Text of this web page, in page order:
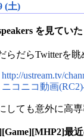
(土)
を見ていた
らだらTwitterを
http://ustream.tv/
ニコニコ動画
しても意外に高専
最